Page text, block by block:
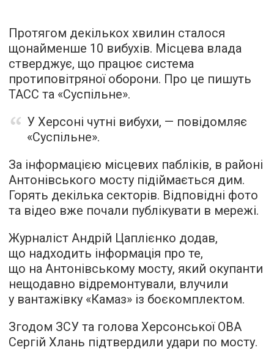
Протягом декількох хвилин сталося
щонайменше 10 вибухів. Місцева влада
стверджує, що працює система
протиповітряної оборони. Про це пишуть
ТАСС та «Суспільне».
У Херсоні чутні вибухи, — повідомляє
«Суспільне».
За інформацією місцевих пабліків, в районі
Антонівського мосту підіймається дим.
Горять декілька секторів. Відповідні фото
та відео вже почали публікувати в мережі.
Журналіст Андрій Цаплієнко додав,
що надходить інформація про те,
що на Антонівському мосту, який окупанти
нещодавно відремонтували, влучили
у вантажівку «Камаз» із боєкомплектом.
Згодом ЗСУ та голова Херсонської ОВА
Сергій Хлань підтвердили удари по мосту.